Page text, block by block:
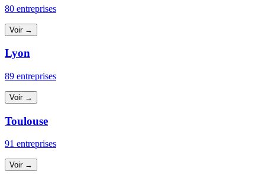
80 entreprises
Voir →
Lyon
89 entreprises
Voir →
Toulouse
91 entreprises
Voir →